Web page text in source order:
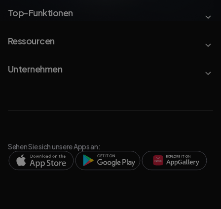
Top-Funktionen
Ressourcen
Unternehmen
Sehen Sie sich unsere Apps an: